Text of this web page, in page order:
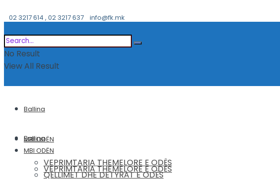
02 3217 614 , 02 3217 637 info@fk.mk
No Result
View All Result
Ballina
MBI ODËN
VEPRIMTARIA THEMELORE E ODËS
Ballina
MBI ODËN
VEPRIMTARIA THEMELORE E ODËS
QËLLIMET DHE DETYRAT E ODËS